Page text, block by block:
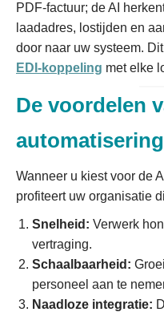
PDF-factuur; de AI
laadadres, lostijden en
door naar uw systeem.
EDI-koppeling met elke
De voordelen
Wanneer u kiest voor de
profiteert uw organisatie
Snelheid: Verwerk
vertraging.
Schaalbaarheid:
personeel aan te
Naadloze integratie: